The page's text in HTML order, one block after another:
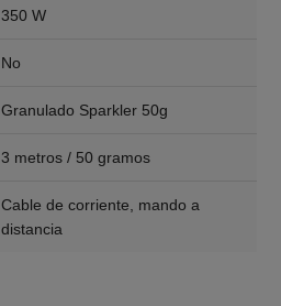
350 W
No
Granulado Sparkler 50g
3 metros / 50 gramos
Cable de corriente, mando a
distancia